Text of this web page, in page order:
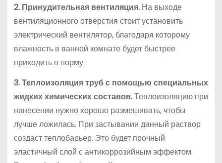
2. Принудительная вентиляция.На выходе
вентиляционного отверстия стоит установить
электрический вентилятор, благодаря которому
влажность в ванной комнате будет быстрее
приходить в норму.
3. Теплоизоляция труб с помощью специальных
жидких химических составов.Теплоизоляцию при
нанесении нужно хорошо размешивать, чтобы
лучше ложилась. При застывании данный раствор
создаст теплобарьер. Это будет прочный
эластичный слой с антикоррозийным эффектом.